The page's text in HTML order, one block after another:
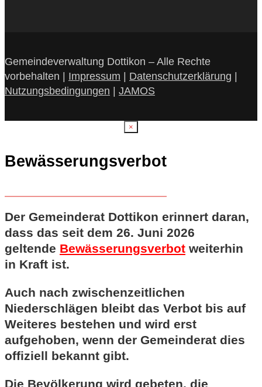
Gemeindeverwaltung Dottikon – Alle Rechte
vorbehalten | Impressum Datenschutzerklärung
Nutzungsbedingungen
JAMOS
×
Bewässerungsverbot
Der Gemeinderat Dottikon erinnert daran,
dass das seit dem 26. Juni 2026
geltende Bewässerungsverbot weiterhin
in Kraft ist.
Auch nach zwischenzeitlichen
Niederschlägen bleibt das Verbot bis auf
Weiteres bestehen und wird erst
aufgehoben, wenn der Gemeinderat dies
offiziell bekannt gibt.
Die Bevölkerung wird gebeten, die